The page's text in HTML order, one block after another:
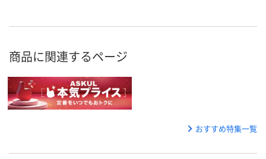
商品に関連するページ
おすすめ特集一覧